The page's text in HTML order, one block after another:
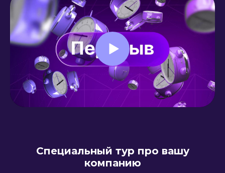
Специальный тур про вашу
компанию